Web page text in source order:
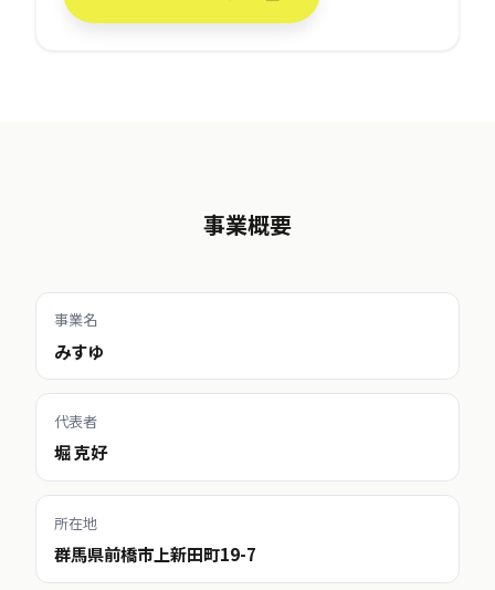
事業概要
事業名
みすゆ
代表者
堀 克好
所在地
群馬県前橋市上新田町19-7